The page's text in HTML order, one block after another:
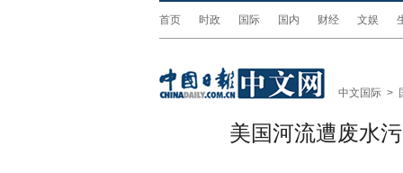
首页 时政 国际 国内 财经 文娱
中文国际 >
美国河流遭废水